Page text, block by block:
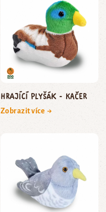
Hrající plyšák - kačer
Zobrazit více →